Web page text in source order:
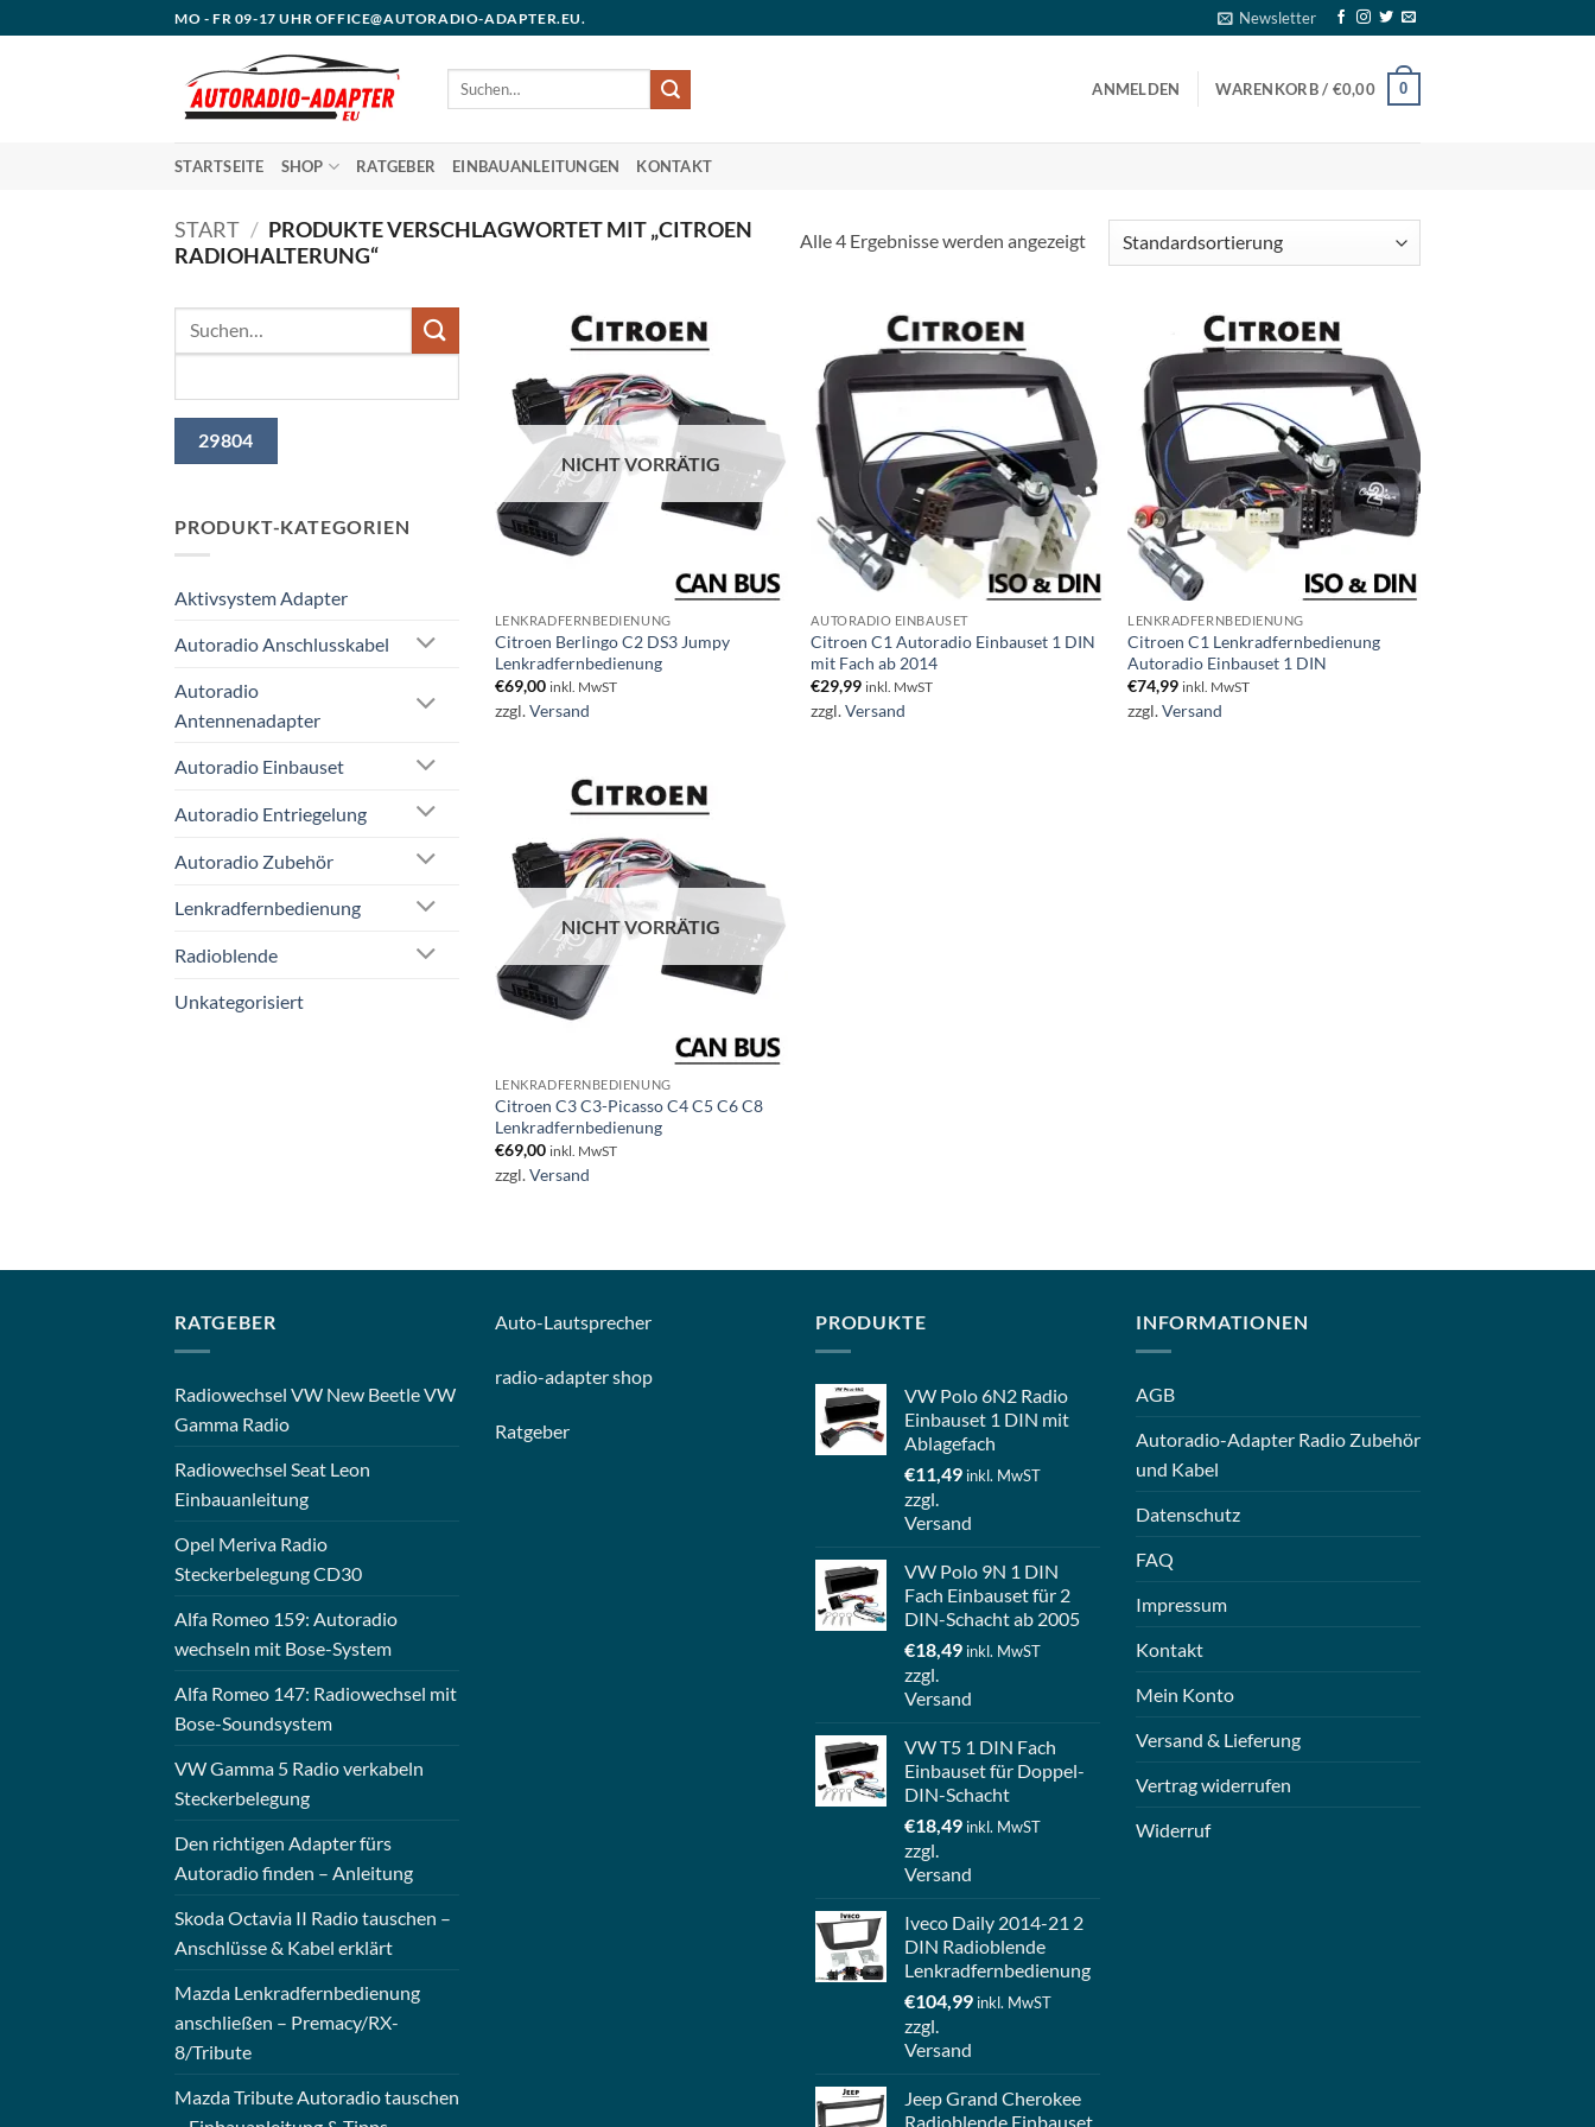
Inhalt
MO - FR 09-17 UHR OFFICE@AUTORADIO-ADAPTER.EU. Newsletter
Suchen
ANMELDEN WARENKORB / €0,00 0
STARTSEITE SHOP RATGEBER EINBAUANLEITUNGEN KONTAKT
START / PRODUKTE VERSCHLAGWORTET MIT „CITROEN
RADIOHALTERUNG“
Alle 4 Ergebnisse werden angezeigt
PRODUKT-KATEGORIEN
Aktivsystem Adapter
Autoradio Anschlusskabel
Autoradio
Antennenadapter
Autoradio Einbauset
Autoradio Entriegelung
Autoradio Zubehör
Lenkradfernbedienung
Radioblende
Unkategorisiert
NICHT VORRÄTIG
LENKRADFERNBEDIENUNG
Citroen Berlingo C2 DS3 Jumpy
Lenkradfernbedienung
€69,00 inkl. MwST
zzgl.Versand
AUTORADIO EINBAUSET
Citroen C1 Autoradio Einbauset 1 DIN
mit Fach ab 2014
€29,99 inkl. MwST
zzgl.Versand
LENKRADFERNBEDIENUNG
Citroen C1 Lenkradfernbedienung
Autoradio Einbauset 1 DIN
€74,99 inkl. MwST
zzgl.Versand
NICHT VORRÄTIG
LENKRADFERNBEDIENUNG
Citroen C3 C3-Picasso C4 C5 C6 C8
Lenkradfernbedienung
€69,00 inkl. MwST
zzgl.Versand
RATGEBER
Radiowechsel VW New Beetle VW
Gamma Radio
Radiowechsel Seat Leon
Einbauanleitung
Opel Meriva Radio
Steckerbelegung CD30
Alfa Romeo 159: Autoradio
wechseln mit Bose-System
Alfa Romeo 147: Radiowechsel mit
Bose-Soundsystem
VW Gamma 5 Radio verkabeln
Steckerbelegung
Den richtigen Adapter fürs
Autoradio finden – Anleitung
Skoda Octavia II Radio tauschen –
Anschlüsse & Kabel erklärt
Mazda Lenkradfernbedienung
anschließen – Premacy/RX-
8/Tribute
Mazda Tribute Autoradio tauschen
Auto-Lautsprecher
radio-adapter shop
Ratgeber
PRODUKTE
VW Polo 6N2 Radio
Einbauset 1 DIN mit
Ablagefach
€11,49 inkl. MwST
zzgl.
Versand
VW Polo 9N 1 DIN
Fach Einbauset für 2
DIN-Schacht ab 2005
€18,49 inkl. MwST
zzgl.
Versand
VW T5 1 DIN Fach
Einbauset für Doppel-
DIN-Schacht
€18,49 inkl. MwST
zzgl.
Versand
Iveco Daily 2014-21 2
DIN Radioblende
Lenkradfernbedienung
€104,99 inkl. MwST
zzgl.
Versand
Jeep Grand Cherokee
Radioblende Einbauset
INFORMATIONEN
AGB
Autoradio-Adapter Radio Zubehör
und Kabel
Datenschutz
FAQ
Impressum
Kontakt
Mein Konto
Versand & Lieferung
Vertrag widerrufen
Widerruf